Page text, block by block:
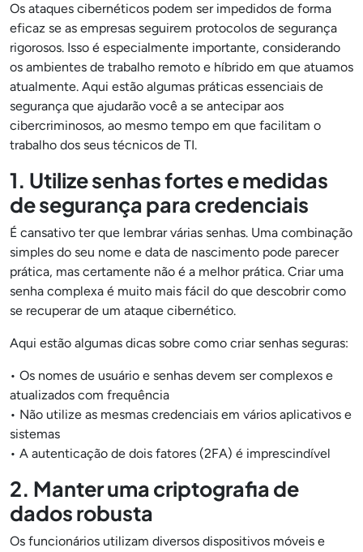
Os ataques cibernéticos podem ser impedidos de forma
eficaz se as empresas seguirem protocolos de segurança
rigorosos. Isso é especialmente importante, considerando
os ambientes de trabalho remoto e híbrido em que atuamos
atualmente. Aqui estão algumas práticas essenciais de
segurança que ajudarão você a se antecipar aos
cibercriminosos, ao mesmo tempo em que facilitam o
trabalho dos seus técnicos de TI.
1. Utilize senhas fortes e medidas
de segurança para credenciais
É cansativo ter que lembrar várias senhas. Uma combinação
simples do seu nome e data de nascimento pode parecer
prática, mas certamente não é a melhor prática. Criar uma
senha complexa é muito mais fácil do que descobrir como
se recuperar de um ataque cibernético.
Aqui estão algumas dicas sobre como criar senhas seguras:
• Os nomes de usuário e senhas devem ser complexos e
atualizados com frequência
• Não utilize as mesmas credenciais em vários aplicativos e
sistemas
• A autenticação de dois fatores (2FA) é imprescindível
2. Manter uma criptografia de
dados robusta
Os funcionários utilizam diversos dispositivos móveis e